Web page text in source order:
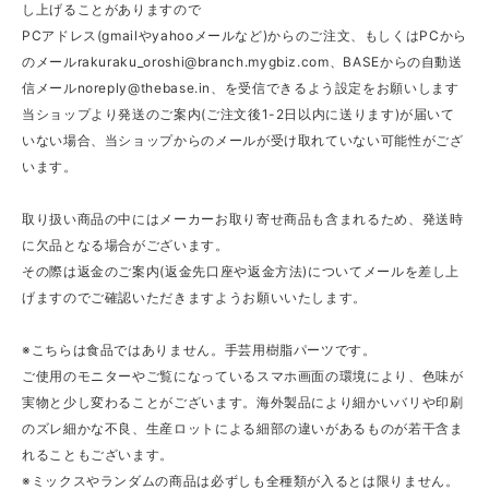
し上げることがありますので
PCアドレス(gmailやyahooメールなど)からのご注文、もしくはPCから
のメールrakuraku_oroshi@branch.mygbiz.com 、BASEからの自動送
信メールnoreply@thebase.in
、を受信できるよう設定をお願いします
当ショップより発送のご案内(ご注文後1-2日以内に送ります)が届いて
いない場合、当ショップからのメールが受け取れていない可能性がござ
います。
取り扱い商品の中にはメーカーお取り寄せ商品も含まれるため、発送時
に欠品となる場合がございます。
その際は返金のご案内(返金先口座や返金方法)についてメールを差し上
げますのでご確認いただきますようお願いいたします。
※こちらは食品ではありません。手芸用樹脂パーツです。
ご使用のモニターやご覧になっているスマホ画面の環境により、色味が
実物と少し変わることがございます。海外製品により細かいバリや印刷
のズレ細かな不良、生産ロットによる細部の違いがあるものが若干含ま
れることもございます。
※ミックスやランダムの商品は必ずしも全種類が入るとは限りません。